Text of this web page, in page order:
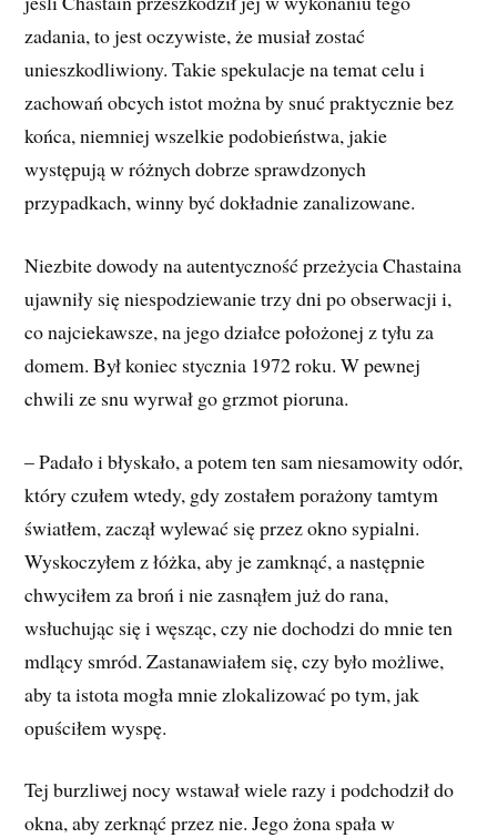
zadania, to jest oczywiste, że musiał zostać
unieszkodliwiony. Takie spekulacje na temat celu i
zachowań obcych istot można by snuć praktycznie bez
końca, niemniej wszelkie podobieństwa, jakie
występują w różnych dobrze sprawdzonych
przypadkach, winny być dokładnie zanalizowane.
Niezbite dowody na autentyczność przeżycia Chastaina
ujawniły się niespodziewanie trzy dni po obserwacji i,
co najciekawsze, na jego działce położonej z tyłu za
domem. Był koniec stycznia 1972 roku. W pewnej
chwili ze snu wyrwał go grzmot pioruna.
– Padało i błyskało, a potem ten sam niesamowity odór,
który czułem wtedy, gdy zostałem porażony tamtym
światłem, zaczął wylewać się przez okno sypialni.
Wyskoczyłem z łóżka, aby je zamknąć, a następnie
chwyciłem za broń i nie zasnąłem już do rana,
wsłuchując się i węsząc, czy nie dochodzi do mnie ten
mdlący smród. Zastanawiałem się, czy było możliwe,
aby ta istota mogła mnie zlokalizować po tym, jak
opuściłem wyspę.
Tej burzliwej nocy wstawał wiele razy i podchodził do
okna, aby zerknąć przez nie. Jego żona spała w